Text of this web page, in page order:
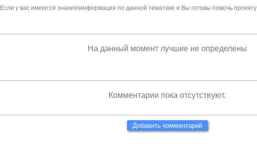
Если у вас имеются знания\информация по данной тематике и Вы готовы помочь проекту
На данный момент лучшие не определены
Комментарии пока отсутствуют.
Добавить комментарий